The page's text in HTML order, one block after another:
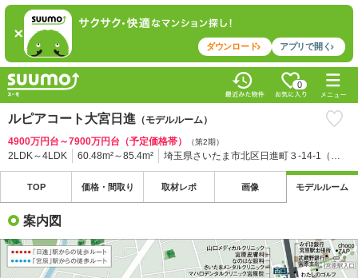
ダウンロード アプリで開く
0
ルピアコート大宮日進 （モデルルーム）
4900万円台～7900万円台（予定価格帯）
（第2期）
2LDK～4LDK 60.48m²～85.4m² 埼玉県さいたま市北区日進町３-14-1（地番）
TOP 価格・ 間取り 取材レポ 画像 モデルルーム
案内図